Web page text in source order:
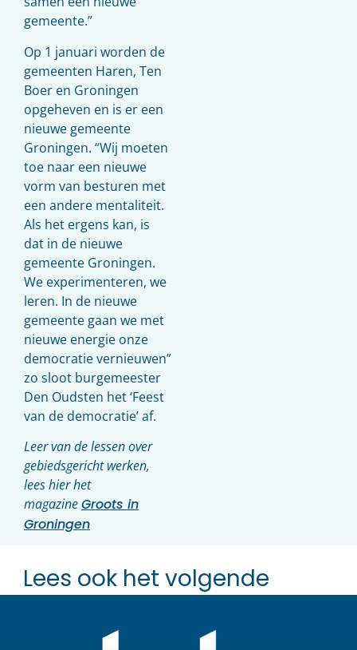
gemeente.”
Op 1 januari worden de
gemeenten Haren, Ten
Boer en Groningen
opgeheven en is er een
nieuwe gemeente
Groningen. “Wij moeten
toe naar een nieuwe
vorm van besturen met
een andere mentaliteit.
Als het ergens kan, is
dat in de nieuwe
gemeente Groningen.
We experimenteren, we
leren. In de nieuwe
gemeente gaan we met
nieuwe energie onze
democratie vernieuwen”
zo sloot burgemeester
Den Oudsten het ‘Feest
van de democratie’ af.
Leer van de lessen over
gebiedsgericht werken,
lees hier het
magazineGroots in
Groningen
Lees ook het volgende